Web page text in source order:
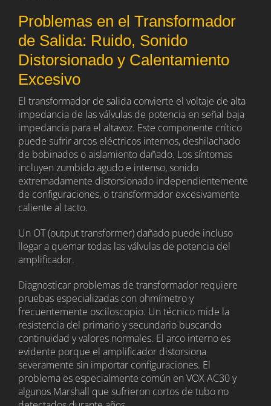
Problemas en el Transformador
de Salida: Ruido, Sonido
Distorsionado y Calentamiento
Excesivo
El transformador de salida convierte el voltaje de alta
impedancia de las válvulas de potencia en señal baja
impedancia para el altavoz. Este componente crítico
puede sufrir arcos eléctricos internos, deshilachado
de bobinados o aislamiento dañado. Los síntomas
incluyen zumbido agudo e intenso, sonido
extremadamente distorsionado independientemente
de configuraciones, o transformador excesivamente
caliente al tacto.
Un OT (output transformer) dañado puede incluso
llegar a quemar todas las válvulas de potencia del
amplificador.
Diagnosticar problemas de transformador requiere
pruebas especializadas con ohmímetro y
frecuentemente osciloscopio. Un técnico mide la
resistencia del primario y secundario buscando
continuidad y valores normales. El arco interno es
evidente porque el amplificador distorsiona
severamente sin importar configuraciones. El
problema es especialmente común en VOX AC30 y
algunos Marshall que sufrieron cortos de tubo no